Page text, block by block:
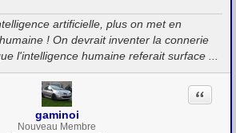
artificielle, plus on met en
! On devrait inventer la connerie
l'intelligence humaine referait surface ...
gaminoi
Nouveau Membre
Citation